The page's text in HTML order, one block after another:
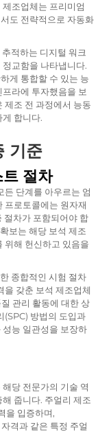
조업체는 프리미엄
도 전략적으로 자동화
적하는 디지털 워크
교함을 나타냅니다.
게 통합할 수 있는 능
라에 투자했음을 보
제조 전 과정에서 능동
합니다.
기준
절차
든 단계를 아우르는 엄
프로토콜에는 원자재
절차가 포함되어야 합
보는 해당 보석 제조
위해 헌신하고 있음을
종합적인 시험 절차
을 갖춘 보석 제조업체
관리 활동에 대한 상
(SPC) 방법의 도입과
능 일관성을 보장하
당 전문가의 기술 역
줍니다. 주얼리 제조
을 입증하며,
격과 같은 특정 주얼